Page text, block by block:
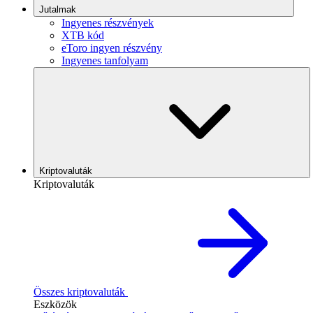
Jutalmak
Ingyenes részvények
XTB kód
eToro ingyen részvény
Ingyenes tanfolyam
Kriptovaluták
Kriptovaluták
Összes kriptovaluták
Eszközök